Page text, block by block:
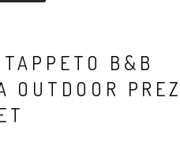
B&B
OUTDOOR